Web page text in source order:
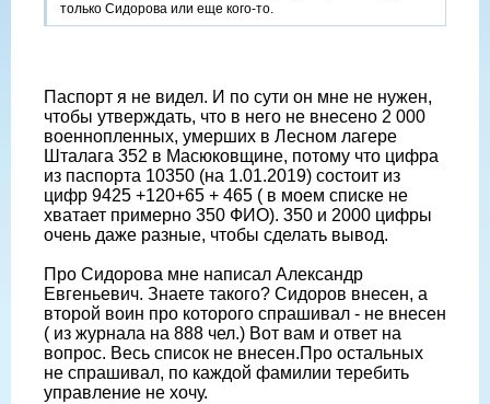
только Сидорова или еще кого-то.
Паспорт я не видел. И по сути он мне не нужен,
чтобы утверждать, что в него не внесено 2 000
военнопленных, умерших в Лесном лагере
Шталага 352 в Масюковщине, потому что цифра
из паспорта 10350 (на 1.01.2019) состоит из
цифр 9425 +120+65 + 465 ( в моем списке не
хватает примерно 350 ФИО). 350 и 2000 цифры
очень даже разные, чтобы сделать вывод.
Про Сидорова мне написал Александр
Евгеньевич. Знаете такого? Сидоров внесен, а
второй воин про которого спрашивал - не внесен
( из журнала на 888 чел.) Вот вам и ответ на
вопрос. Весь список не внесен.Про остальных
не спрашивал, по каждой фамилии теребить
управление не хочу.